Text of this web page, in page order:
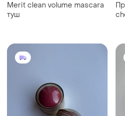
Merit clean volume mascara
туш